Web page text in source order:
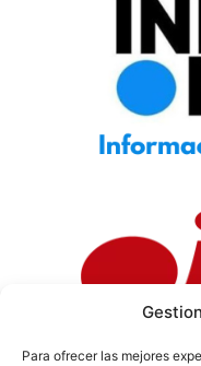
Para ofrecer las mejores